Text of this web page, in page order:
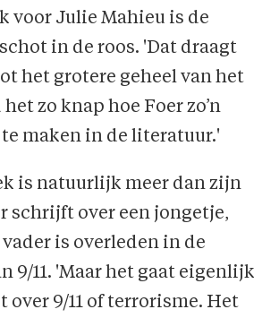
voor Julie Mahieu is de
in de roos. 'Dat draagt
het grotere geheel van het
zo knap hoe Foer zo’n
maken in de literatuur.'
is natuurlijk meer dan zijn
schrijft over een jongetje,
is overleden in de
9/11. 'Maar het gaat eigenlijk
over 9/11 of terrorisme. Het